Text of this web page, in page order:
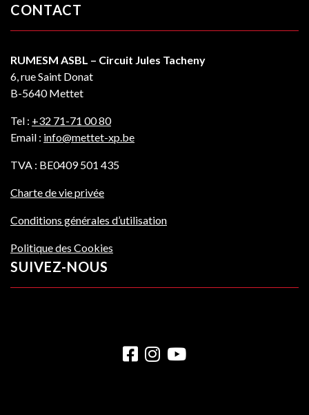
CONTACT
RUMESM ASBL – Circuit Jules Tacheny
6, rue Saint Donat
B-5640 Mettet
Tel : +32 71-71 00 80
Email : info@mettet-xp.be
TVA : BE0409 501 435
Charte de vie privée
Conditions générales d’utilisation
Politique des Cookies
SUIVEZ-NOUS